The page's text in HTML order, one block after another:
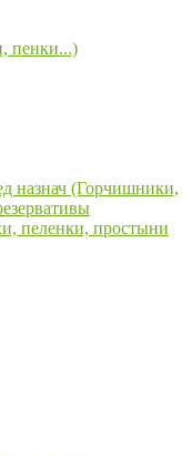
пенки...)
назнач (Горчишники,
пеленки, простыни